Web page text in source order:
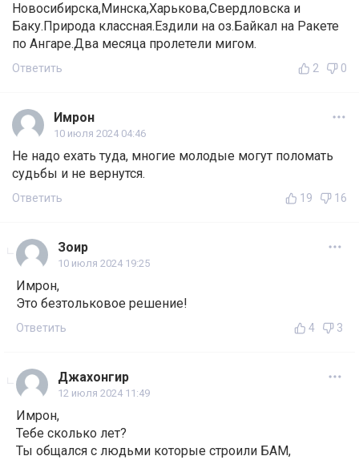
Новосибирска,Минска,Харькова,Свердловска и
Баку.Природа классная.Ездили на оз.Байкал на Ракете
по Ангаре.Два месяца пролетели мигом.
Ответить 2 0
Имрон
10 июля 2024 04:46
Не надо ехать туда, многие молодые могут поломать
судьбы и не вернутся.
Ответить 19 16
Зоир
10 июля 2024 19:25
Имрон,
Это безтольковое решение!
Ответить 4 3
Джахонгир
12 июля 2024 11:49
Имрон,
Тебе сколько лет?
Ты общался с людьми которые строили БАМ,